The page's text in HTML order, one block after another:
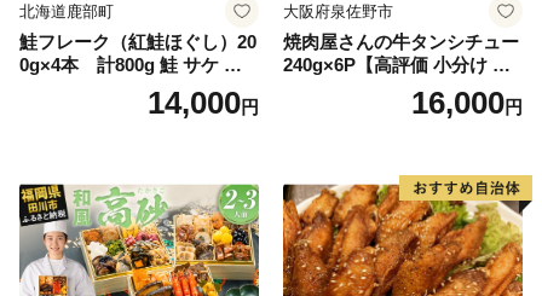
北海道鹿部町
鮭フレーク（紅鮭ほぐし）20
0g×4本 計800g 鮭 サケ 鮭
ほぐし サケフレーク シャケ
フレーク 鮭フレーク14,000円
大阪府泉佐野市
焼肉屋さんの牛タンシチュー
240g×6P【高評価 小分け 惣
菜 牛たん 一人暮らし 冷凍】
16,000円